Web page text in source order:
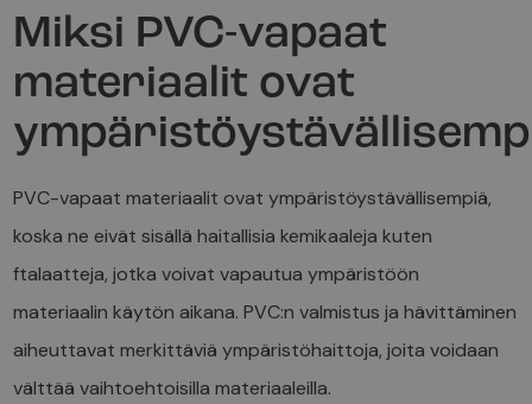
Miksi PVC-vapaat
materiaalit ovat
PVC-vapaat materiaalit ovat ympäristöystävällisempiä,
koska ne eivät sisällä haitallisia kemikaaleja kuten
ftalaatteja, jotka voivat vapautua ympäristöön
materiaalin käytön aikana. PVC:n valmistus ja hävittäminen
aiheuttavat merkittäviä ympäristöhaittoja, joita voidaan
välttää vaihtoehtoisilla materiaaleilla.